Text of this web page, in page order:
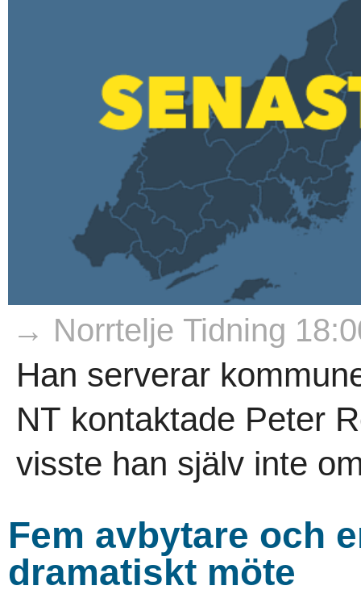
→ Norrtelje Tidning
Han serverar
NT kontaktade Peter
visste han själv inte
Fem avbytare och
dramatiskt möte